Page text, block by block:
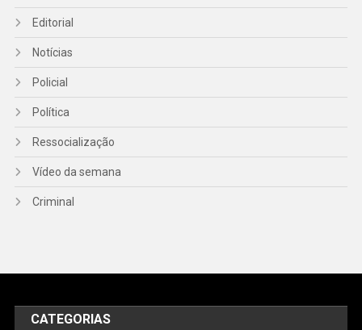
Editorial
Notícias
Policial
Política
Ressocialização
Vídeo da semana
Criminal
CATEGORIAS